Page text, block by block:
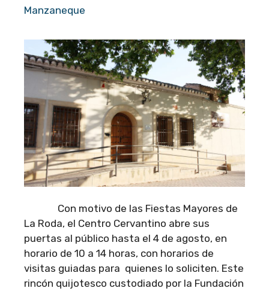
Manzaneque
Con motivo de las Fiestas Mayores de
La Roda, el Centro Cervantino abre sus
puertas al público hasta el 4 de agosto, en
horario de 10 a 14 horas, con horarios de
visitas guiadas para quienes lo soliciten. Este
rincón quijotesco custodiado por la Fundación